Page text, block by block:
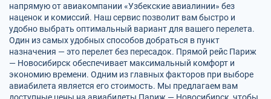
напрямую от авиакомпании «Узбекские авиалинии» без
наценок и комиссий. Наш сервис позволит вам быстро и
удобно выбрать оптимальный вариант для вашего перелета.
Один из самых удобных способов добраться в пункт
назначения — это перелет без пересадок. Прямой рейс Париж
— Новосибирск обеспечивает максимальный комфорт и
экономию времени. Одним из главных факторов при выборе
авиабилета является его стоимость. Мы предлагаем вам